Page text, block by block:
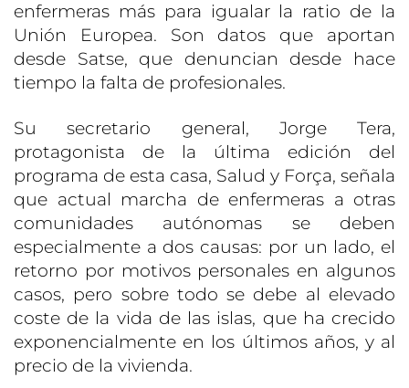
enfermeras más para igualar la ratio de la
Unión Europea. Son datos que aportan
desde Satse, que denuncian desde hace
tiempo la falta de profesionales.
Su secretario general, Jorge Tera,
protagonista de la última edición del
programa de esta casa, Salud y Força, señala
que actual marcha de enfermeras a otras
comunidades autónomas se deben
especialmente a dos causas: por un lado, el
retorno por motivos personales en algunos
casos, pero sobre todo se debe al elevado
coste de la vida de las islas, que ha crecido
exponencialmente en los últimos años, y al
precio de la vivienda.